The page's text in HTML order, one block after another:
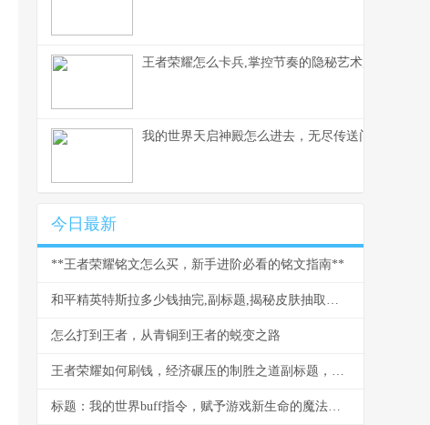
王者荣耀怎么卡兵,掌控节奏的隐秘艺术,副标题,兵
我的世界天启神殿怎么进去，无尽传送门之谜
今日最新
**王者荣耀铭文怎么买，新手进阶必看的铭文指南**
和平精英特斯拉多少钱抽完,副标题,揭秘皮肤抽取的真实成本
怎么打到王者，从青铜到王者的蜕变之路
王者荣耀如何刷钱，经济碾压的制胜之道副标题，资深玩家经济运营全解析
标题：我的世界buff指令，赋予游戏新生命的魔法符号